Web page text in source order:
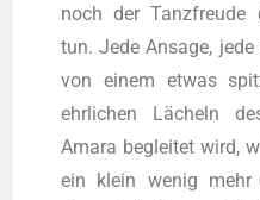
noch der Tanz­freu­de
tun. Jede Ansa­ge,
von einem etwas
ehr­li­chen Lächeln
Ama­ra beglei­tet wird,
ein klein wenig mehr